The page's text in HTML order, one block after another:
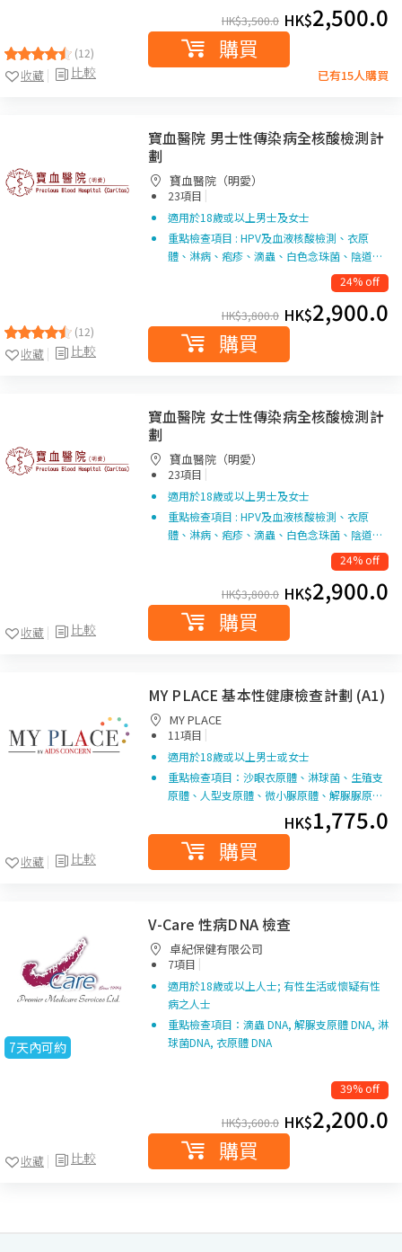
(12)
比較
收藏
HK$3,500.0 HK$2,500.0
購買
已有15人購買
(12)
比較
收藏
寶血醫院 男士性傳染病全核酸檢測計
劃
寶血醫院（明愛）
23項目 |
適用於18歲或以上男士及女士
重點檢查項目 : HPV及血液核酸檢測、衣原
體、淋病、疱疹、滴蟲、白色念珠菌、陰道…
24% off
HK$3,800.0 HK$2,900.0
購買
比較
收藏
寶血醫院 女士性傳染病全核酸檢測計
劃
寶血醫院（明愛）
23項目 |
適用於18歲或以上男士及女士
重點檢查項目 : HPV及血液核酸檢測、衣原
體、淋病、疱疹、滴蟲、白色念珠菌、陰道…
24% off
HK$3,800.0 HK$2,900.0
購買
比較
收藏
MY PLACE 基本性健康檢查計劃 (A1)
MY PLACE
11項目 |
適用於18歲或以上男士或女士
重點檢查項目：沙眼衣原體、淋球菌、生殖支
原體、人型支原體、微小脲原體、解脲脲原…
HK$1,775.0
購買
7天內可約
比較
收藏
V-Care 性病DNA 檢查
卓紀保健有限公司
7項目 |
適用於18歲或以上人士; 有性生活或懷疑有性
病之人士
重點檢查項目：滴蟲 DNA, 解脲支原體 DNA, 淋
球菌DNA, 衣原體 DNA
39% off
HK$3,600.0 HK$2,200.0
購買